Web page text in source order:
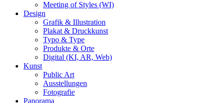
Meeting of Styles (WI)
Design
Grafik & Illustration
Plakat & Druckkunst
Typo & Type
Produkte & Orte
Digital (KI, AR, Web)
Kunst
Public Art
Ausstellungen
Fotografie
Panorama